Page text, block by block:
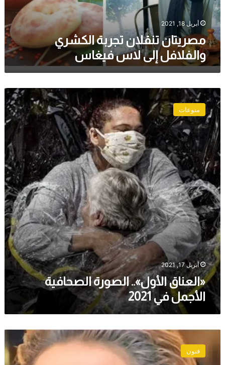
أبريل 18, 2021
مصريتان تنقلان تجربة الكشري
والفلافل إلى لاس فيغاس
«العناق
الأول»..
الصورة
الصحافية
الأجمل
في
2021
منوعات
أبريل 17, 2021
«العناق الأول».. الصورة الصحافية
الأجمل في 2021
الدين:
فنون